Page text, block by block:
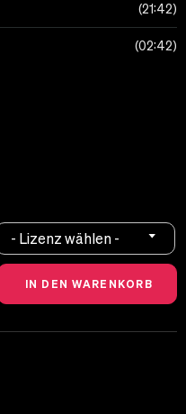
21:42
02:42
- Lizenz wählen -